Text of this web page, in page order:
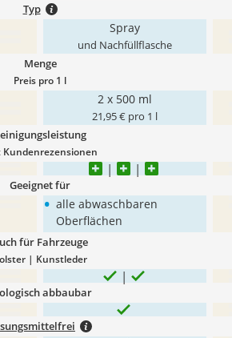
Typ
Spray
und Nachfüllflasche
Menge
Preis pro 1 l
2 x 500 ml
21,95 € pro 1 l
Kundenrezensionen
Geeignet für
• alle abwaschbaren
Oberflächen
für Fahrzeuge
| Kunstleder
abbaubar